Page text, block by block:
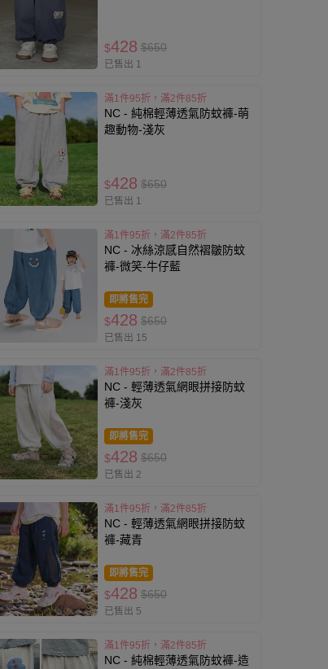
$428 $650
已售出 1
滿1件95折，滿2件85折
NC - 純棉輕薄透氣防蚊褲-萌
趣動物-淺灰
$428 $650
已售出 1
滿1件95折，滿2件85折
NC - 冰絲涼感自然褶皺防蚊
褲-微笑-牛仔藍
即將售完
$428 $650
已售出 15
滿1件95折，滿2件85折
NC - 輕薄透氣網眼拼接防蚊
褲-淺灰
即將售完
$428 $650
已售出 2
滿1件95折，滿2件85折
NC - 輕薄透氣網眼拼接防蚊
褲-藏青
即將售完
$428 $650
已售出 5
滿1件95折，滿2件85折
NC - 純棉輕薄透氣防蚊褲-造